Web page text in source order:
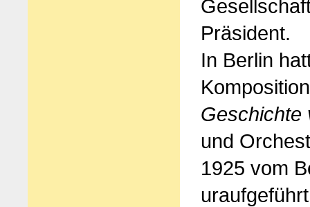
Präsident.
In Berlin
Geschichte
und
1925 vom